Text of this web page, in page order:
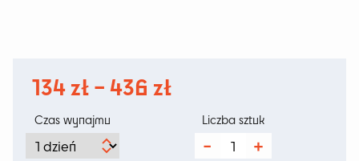
134zł–436 złZakres
cen:
Czas wynajmu
ilość
Liczba sztuk